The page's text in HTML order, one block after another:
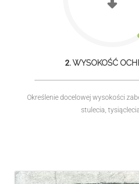
2. WYSOKOŚĆ
Określenie docelowej wysokości
stulecia,